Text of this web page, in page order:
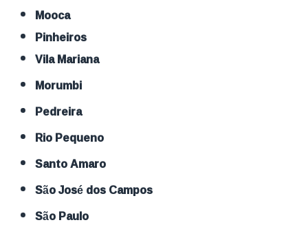
Mooca
Pinheiros
Vila Mariana
Morumbi
Pedreira
Rio Pequeno
Santo Amaro
São José dos Campos
São Paulo